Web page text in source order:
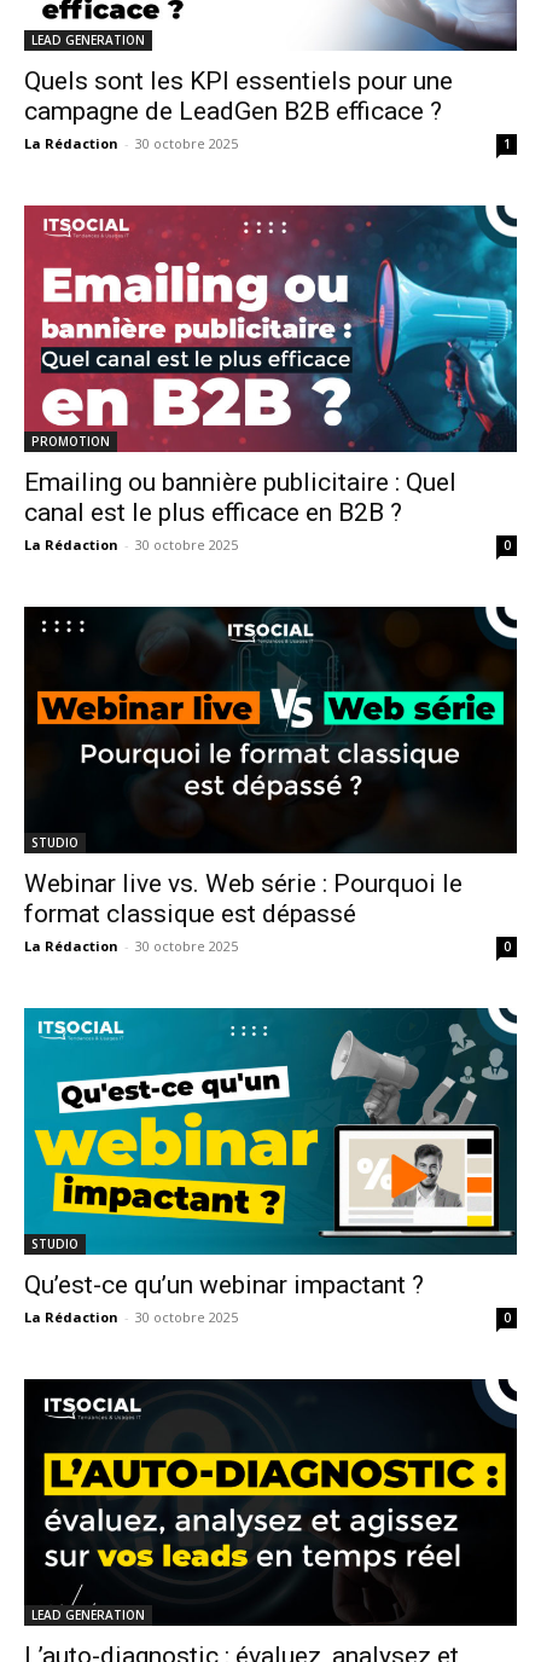
LEAD GENERATION
Quels sont les KPI essentiels pour une
campagne de LeadGen B2B efficace ?
La Rédaction - 30 octobre 2025 1
PROMOTION
Emailing ou bannière publicitaire : Quel
canal est le plus efficace en B2B ?
La Rédaction - 30 octobre 2025 0
STUDIO
Webinar live vs. Web série : Pourquoi le
format classique est dépassé
La Rédaction - 30 octobre 2025 0
STUDIO
Qu’est-ce qu’un webinar impactant ?
La Rédaction - 30 octobre 2025 0
LEAD GENERATION
L’auto-diagnostic : évaluez, analysez et